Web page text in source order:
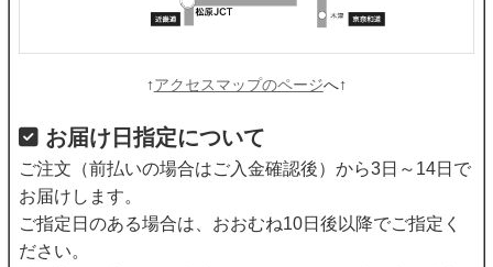
↑アクセスマップのページへ↑
お届け日指定について
ご注文（前払いの場合はご入金確認後）から3日～14日で
お届けします。
ご指定日のある場合は、おおむね10日後以降でご指定く
ださい。